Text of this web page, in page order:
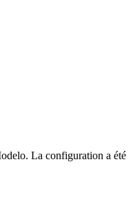
La configuration a été